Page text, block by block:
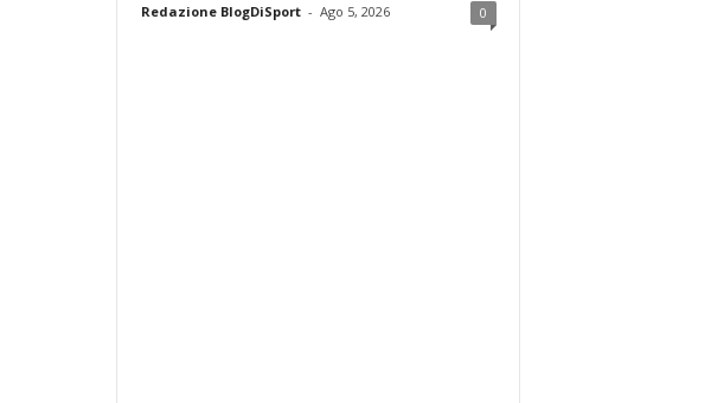
Redazione BlogDiSport - Ago 5, 2026 0